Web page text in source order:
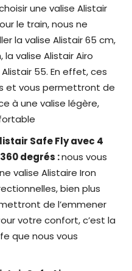
une valise Alistair
le train, nous ne
la valise Alistair 65 cm,
la valise Alistair Airo
55. En effet, ces
et vous permettront de
à une valise légère,
Safe Fly avec 4
degrés :nous vous
valise Alistaire Iron
bien plus
de l’emmener
votre confort, c’est la
que nous vous